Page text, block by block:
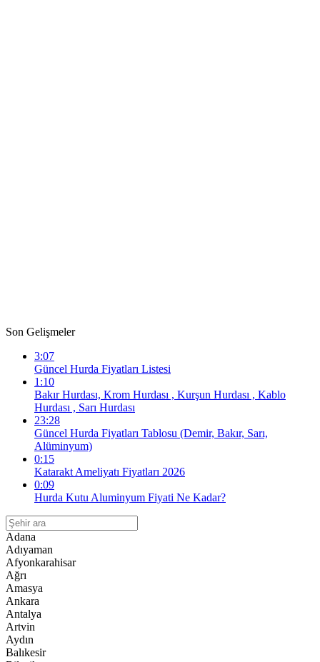
Son Gelişmeler
3:07
Güncel Hurda Fiyatları Listesi
1:10
Bakır Hurdası, Krom Hurdası , Kurşun Hurdası , Kablo
Hurdası , Sarı Hurdası
23:28
Güncel Hurda Fiyatları Tablosu (Demir, Bakır, Sarı,
Alüminyum)
0:15
Katarakt Ameliyatı Fiyatları 2026
0:09
Hurda Kutu Aluminyum Fiyati Ne Kadar?
Adana
Adıyaman
Afyonkarahisar
Ağrı
Amasya
Ankara
Antalya
Artvin
Aydın
Balıkesir